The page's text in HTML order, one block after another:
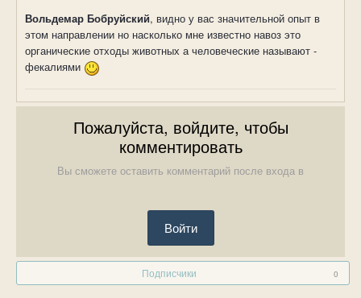
Вольдемар Бобруйский, видно у вас значительной опыт в
этом направлении но насколько мне известно навоз это
органические отходы животных а человеческие называют -
фекалиями
Пожалуйста, войдите, чтобы
комментировать
Вы сможете оставить комментарий после входа в
Войти
Подписчики 0